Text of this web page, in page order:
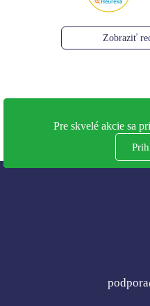
Zobraziť
Pre skvelé akcie sa